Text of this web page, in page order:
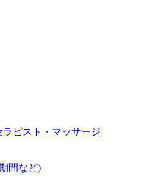
ピスト・マッサージ
間など)